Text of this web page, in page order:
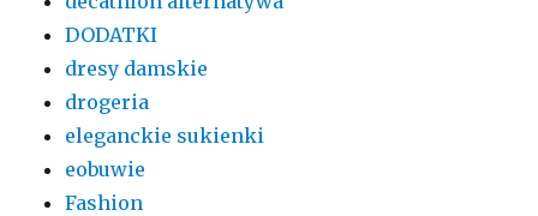
DODATKI
dresy damskie
drogeria
eleganckie sukienki
eobuwie
Fashion